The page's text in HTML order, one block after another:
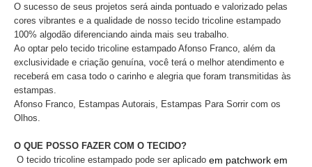
O sucesso de seus projetos será ainda pontuado e valorizado pelas
cores vibrantes e a qualidade de nosso tecido tricoline estampado
100% algodão diferenciando ainda mais seu trabalho.
Ao optar pelo tecido tricoline estampado Afonso Franco, além da
exclusividade e criação genuína, você terá o melhor atendimento e
receberá em casa todo o carinho e alegria que foram transmitidas às
estampas.
Afonso Franco, Estampas Autorais, Estampas Para Sorrir com os
Olhos.
O QUE POSSO FAZER COM O TECIDO?
O tecido tricoline estampado pode ser aplicado em patchwork em